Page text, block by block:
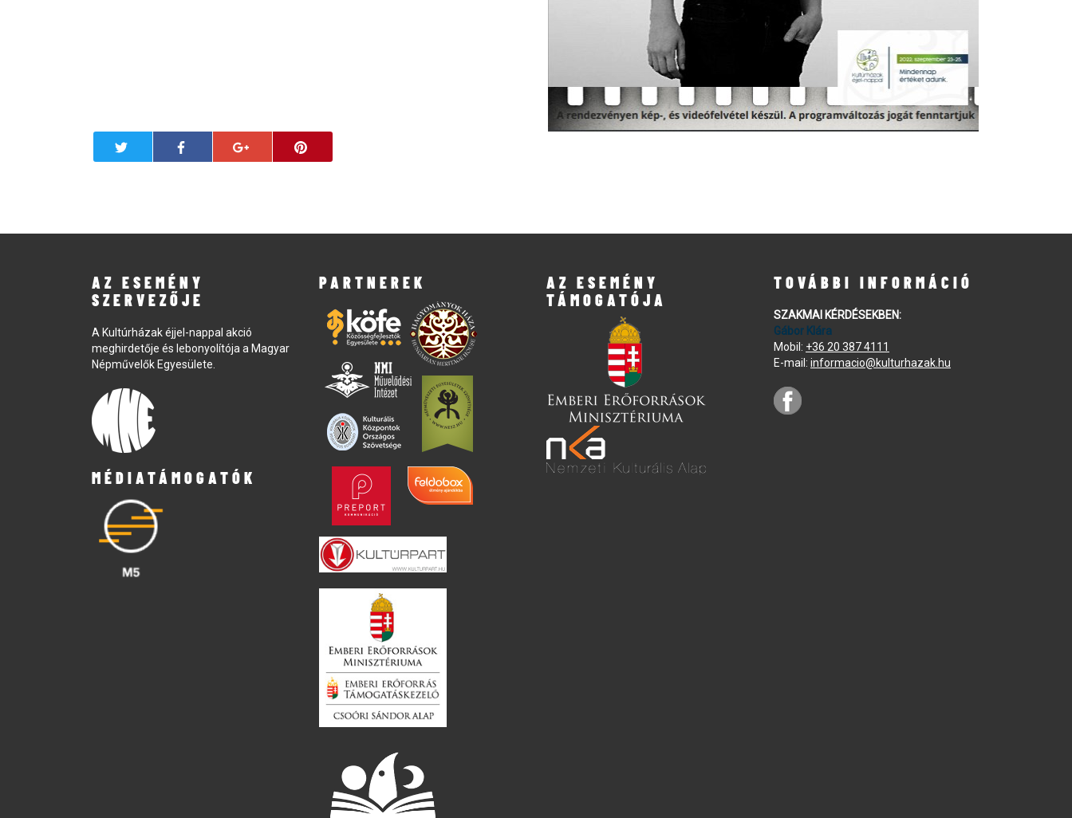
AZ ESEMÉNY
SZERVEZŐJE
A Kultúrházak éjjel-nappal akció
meghirdetője és lebonyolítója a Magyar
Népművelők Egyesülete.
MÉDIATÁMOGATÓK
PARTNEREK
AZ ESEMÉNY
TÁMOGATÓJA
TOVÁBBI INFORMÁCIÓ
SZAKMAI KÉRDÉSEKBEN:
Gábor Klára
Mobil: +36 20 387 4111
E-mail: informacio@kulturhazak.hu